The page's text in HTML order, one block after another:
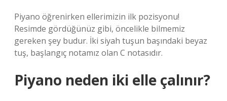
Piyano öğrenirken ellerimizin ilk pozisyonu!
Resimde gördüğünüz gibi, öncelikle bilmemiz
gereken şey budur. İki siyah tuşun başındaki beyaz
tuş, başlangıç ​​notamız olan C notasıdır.
Piyano neden iki elle çalınır?